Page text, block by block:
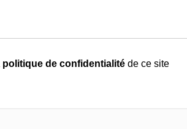
politique de confidentialitéde ce site